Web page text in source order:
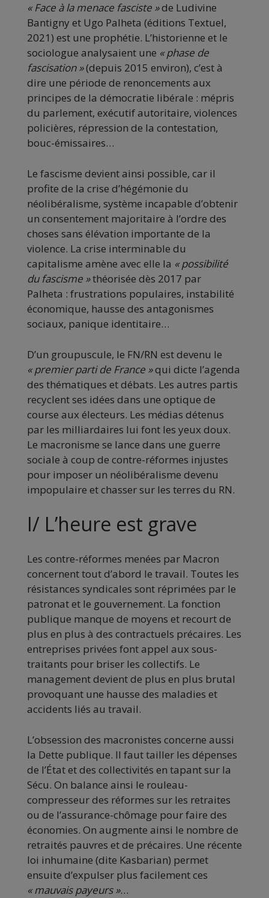
« Face à la menace fasciste »de Ludivine
Bantigny et Ugo Palheta (éditions Textuel,
2021) est une prophétie. L’historienne et le
sociologue analysaient une « phase de
fascisation »(depuis 2015 environ), c’est à
dire une période de renoncements aux
principes de la démocratie libérale : mépris
du parlement, exécutif autoritaire, violences
policières, répression de la contestation,
bouc-émissaires…
Le fascisme devient ainsi possible, car il
profite de la crise d’hégémonie du
néolibéralisme, système incapable d’obtenir
un consentement majoritaire à l’ordre des
choses sans élévation importante de la
violence. La crise interminable du
capitalisme amène avec elle la « possibilité
du fascisme »théorisée dès 2017 par
Palheta : frustrations populaires, instabilité
économique, hausse des antagonismes
sociaux, panique identitaire…
D’un groupuscule, le FN/RN est devenu le
« premier parti de France »qui dicte l’agenda
des thématiques et débats. Les autres partis
recyclent ses idées dans une optique de
course aux électeurs. Les médias détenus
par les milliardaires lui font les yeux doux.
Le macronisme se lance dans une guerre
sociale à coup de contre-réformes injustes
pour imposer un néolibéralisme devenu
impopulaire et chasser sur les terres du RN.
I/ L’heure est grave
Les contre-réformes menées par Macron
concernent tout d’abord le travail. Toutes les
résistances syndicales sont réprimées par le
patronat et le gouvernement. La fonction
publique manque de moyens et recourt de
plus en plus à des contractuels précaires. Les
entreprises privées font appel aux sous-
traitants pour briser les collectifs. Le
management devient de plus en plus brutal
provoquant une hausse des maladies et
accidents liés au travail.
L’obsession des macronistes concerne aussi
la Dette publique. Il faut tailler les dépenses
de l’État et des collectivités en tapant sur la
Sécu. On balance ainsi le rouleau-
compresseur des réformes sur les retraites
ou de l’assurance-chômage pour faire des
économies. On augmente ainsi le nombre de
retraités pauvres et de précaires. Une récente
loi inhumaine (dite Kasbarian) permet
ensuite d’expulser plus facilement ces
« mauvais payeurs »…